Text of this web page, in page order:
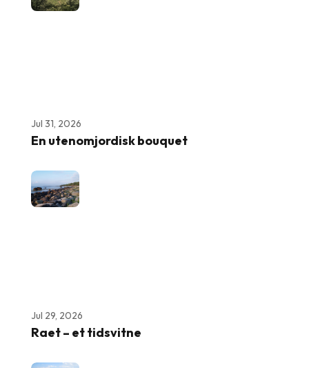
Jul 31, 2026
En utenomjordisk bouquet
Jul 29, 2026
Raet – et tidsvitne